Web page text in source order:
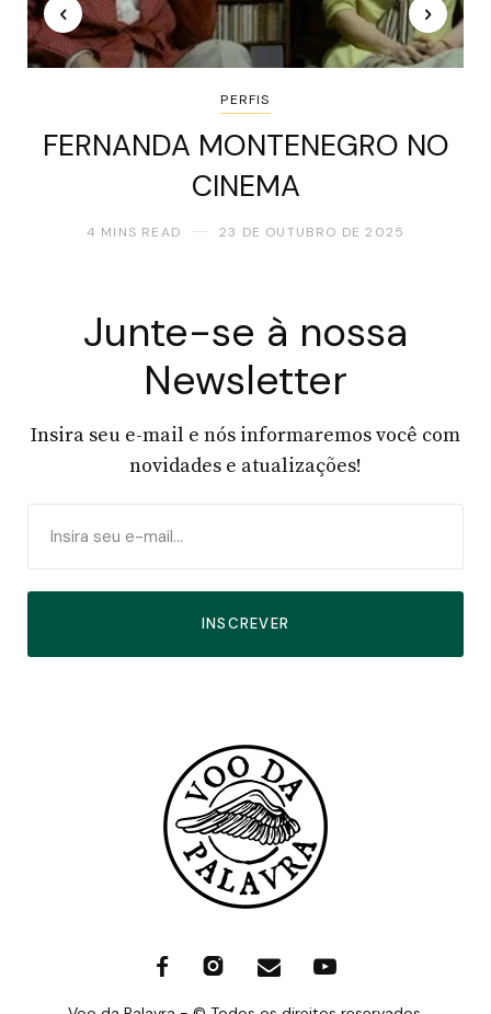
PERFIS
FERNANDA MONTENEGRO NO
CINEMA
4 MINS READ 23 DE OUTUBRO DE 2025
Junte-se à nossa
Newsletter
Insira seu e-mail e nós informaremos você com
novidades e atualizações!
INSCREVER